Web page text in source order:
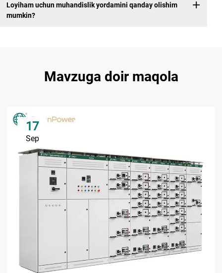
Loyiham uchun muhandislik yordamini qanday olishim
mumkin?
Mavzuga doir maqola
17
Sep